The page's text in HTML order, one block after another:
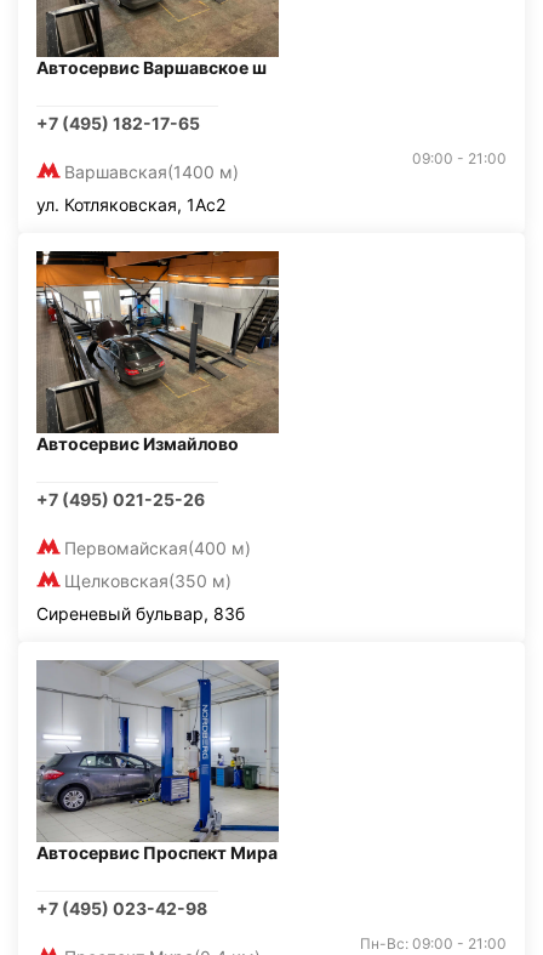
Автосервис Варшавское ш
+7 (495) 182-17-65
Варшавская(1400 м)
09:00 - 21:00
ул. Котляковская, 1Ас2
Автосервис Измайлово
+7 (495) 021-25-26
Первомайская(400 м)
Щелковская(350 м)
Сиреневый бульвар, 83б
Автосервис Проспект Мира
+7 (495) 023-42-98
Пн-Вс: 09:00 - 21:00